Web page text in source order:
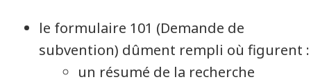
le formulaire 101 (Demande de
subvention) dûment rempli où figurent :
un résumé de la recherche